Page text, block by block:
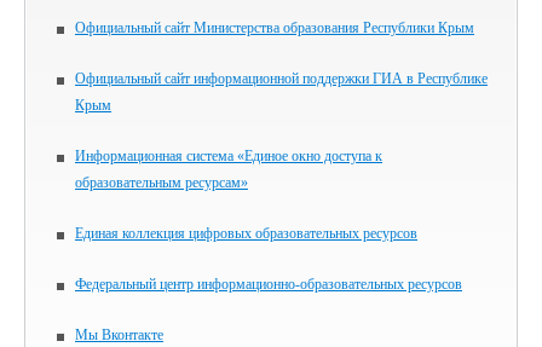
Официальный сайт Министерства образования Республики Крым
Официальный сайт информационной поддержки ГИА в Республике
Крым
Информационная система «Единое окно доступа к
образовательным ресурсам»
Единая коллекция цифровых образовательных ресурсов
Федеральный центр информационно-образовательных ресурсов
Мы Вконтакте